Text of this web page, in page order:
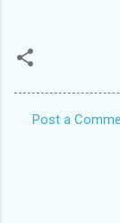
Post a